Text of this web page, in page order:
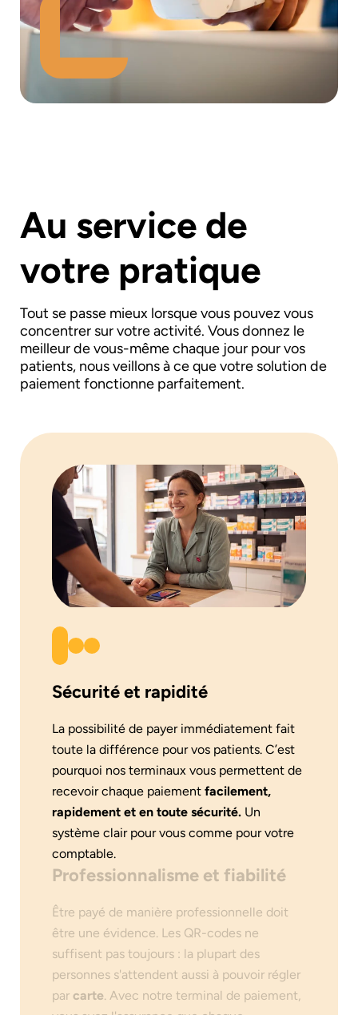
Au service de
votre pratique
Tout se passe mieux lorsque vous pouvez vous
concentrer sur votre activité. Vous donnez le
meilleur de vous-même chaque jour pour vos
patients, nous veillons à ce que votre solution de
paiement fonctionne parfaitement.
Sécurité et rapidité
La possibilité de payer immédiatement fait
toute la différence pour vos patients. C’est
pourquoi nos terminaux vous permettent de
recevoir chaque paiement facilement,
rapidement et en toute sécurité. Un
système clair pour vous comme pour votre
comptable.
Professionnalisme et fiabilité
Être payé de manière professionnelle doit
être une évidence. Les QR-codes ne
suffisent pas toujours : la plupart des
personnes s'attendent aussi à pouvoir régler
par carte. Avec notre terminal de paiement,